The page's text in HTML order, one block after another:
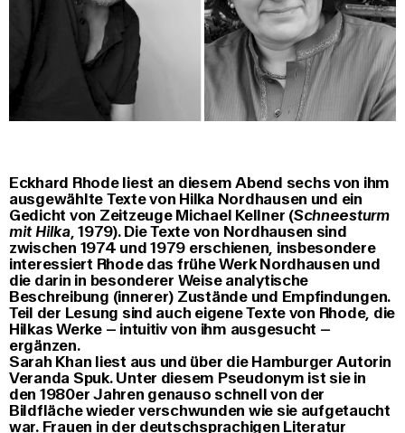
Eckhard Rhodeliest an diesem Abend sechs von ihm
ausgewählte Texte von Hilka Nordhausen und ein
Gedicht von Zeitzeuge Michael Kellner (Schneesturm
mit Hilka, 1979). Die Texte von Nordhausen sind
zwischen 1974 und 1979 erschienen, insbesondere
interessiert Rhode das frühe Werk Nordhausen und
die darin in besonderer Weise analytische
Beschreibung (innerer) Zustände und Empfindungen.
Teil der Lesung sind auch eigene Texte von Rhode, die
Hilkas Werke – intuitiv von ihm ausgesucht –
ergänzen.
Sarah Khan liest aus und über die Hamburger Autorin
Veranda Spuk. Unter diesem Pseudonym ist sie in
den 1980er Jahren genauso schnell von der
Bildfläche wieder verschwunden wie sie aufgetaucht
war. Frauen in der deutschsprachigen Literatur